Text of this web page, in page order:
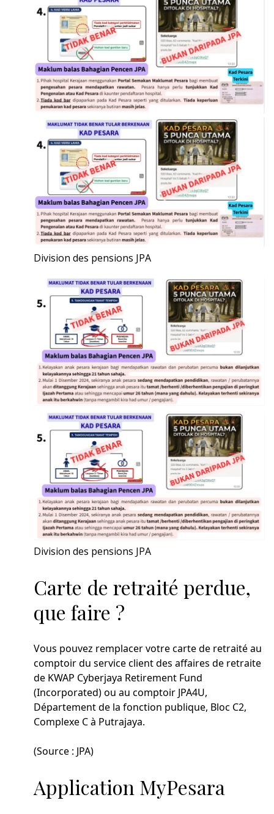
Division des pensions JPA
Division des pensions JPA
Carte de retraité perdue,
que faire ?
Vous pouvez remplacer votre carte de retraité au
comptoir du service client des affaires de retraite
de KWAP Cyberjaya Retirement Fund
(Incorporated) ou au comptoir JPA4U,
Département de la fonction publique, Bloc C2,
Complexe C à Putrajaya.
(Source : JPA)
Application MyPesara